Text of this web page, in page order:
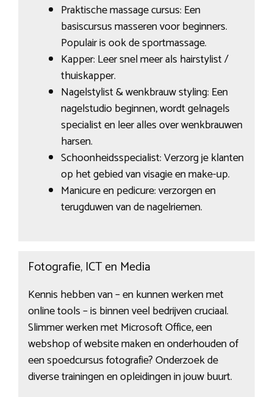
Praktische massage cursus: Een
basiscursus masseren voor beginners.
Populair is ook de sportmassage.
Kapper: Leer snel meer als hairstylist /
thuiskapper.
Nagelstylist & wenkbrauw styling: Een
nagelstudio beginnen, wordt gelnagels
specialist en leer alles over wenkbrauwen
harsen.
Schoonheidsspecialist: Verzorg je klanten
op het gebied van visagie en make-up.
Manicure en pedicure: verzorgen en
terugduwen van de nagelriemen.
Fotografie, ICT en Media
Kennis hebben van – en kunnen werken met
online tools – is binnen veel bedrijven cruciaal.
Slimmer werken met Microsoft Office, een
webshop of website maken en onderhouden of
een spoedcursus fotografie? Onderzoek de
diverse trainingen en opleidingen in jouw buurt.